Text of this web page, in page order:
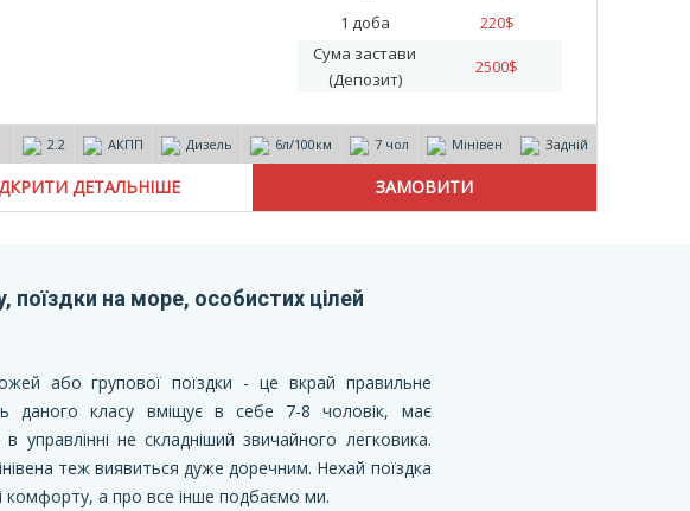
1 доба
220$
Сума застави
(Депозит)
2500$
2.2 АКПП Дизель 6л/100км 7 чол Мінівен Задній
ДЕТАЛЬНІШЕ
поїздки на море, особистих цілей
або групової поїздки - це вкрай правильне
даного класу вміщує в себе 7-8 чоловік, має
управлінні не складніший звичайного легковика.
теж виявиться дуже доречним. Нехай поїздка
комфорту, а про все інше подбаємо ми.